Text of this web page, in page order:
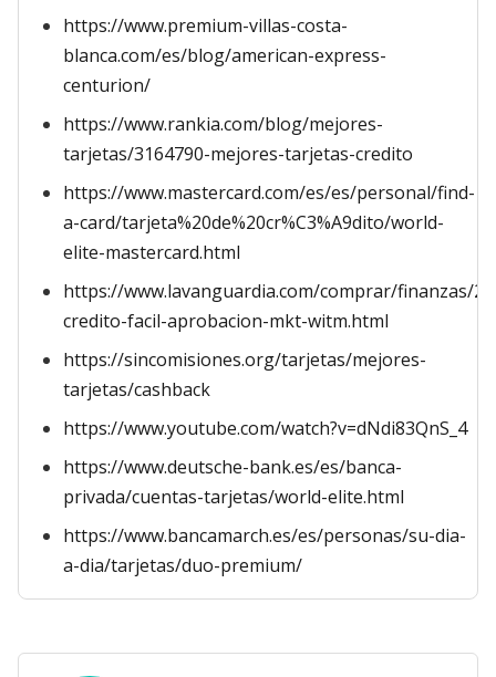
https://www.premium-villas-costa-
blanca.com/es/blog/american-express-
centurion/
https://www.rankia.com/blog/mejores-
tarjetas/3164790-mejores-tarjetas-credito
https://www.mastercard.com/es/es/personal/find-
a-card/tarjeta%20de%20cr%C3%A9dito/world-
elite-mastercard.html
https://www.lavanguardia.com/comprar/finanzas/
credito-facil-aprobacion-mkt-witm.html
https://sincomisiones.org/tarjetas/mejores-
tarjetas/cashback
https://www.youtube.com/watch?v=dNdi83QnS_4
https://www.deutsche-bank.es/es/banca-
privada/cuentas-tarjetas/world-elite.html
https://www.bancamarch.es/es/personas/su-dia-
a-dia/tarjetas/duo-premium/